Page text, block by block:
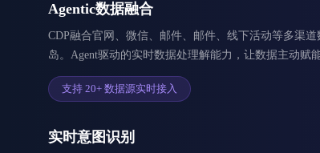
Agentic数据融合
CDP融合官网、微信、邮件、邮件、线下活动等多渠
岛。Agent驱动的实时数据处理解能力，让数据主动赋能
支持 20+ 数据源实时接入
实时意图识别